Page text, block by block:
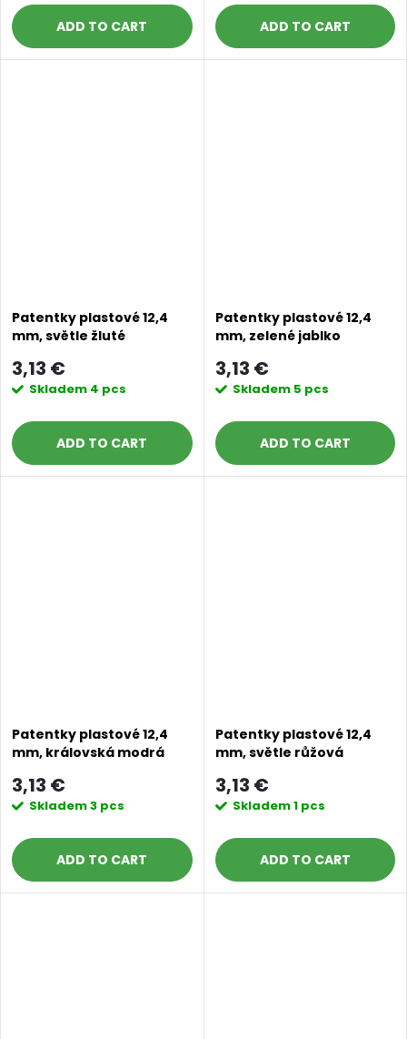
ADD TO CART ADD TO CART
Patentky plastové 12,4
mm, světle žluté
3,13 €
Skladem 4 pcs
ADD TO CART
Patentky plastové 12,4
mm, zelené jablko
3,13 €
Skladem 5 pcs
ADD TO CART
Patentky plastové 12,4
mm, královská modrá
3,13 €
Skladem3 pcs
ADD TO CART
Patentky plastové 12,4
mm, světle růžová
3,13 €
Skladem1 pcs
ADD TO CART